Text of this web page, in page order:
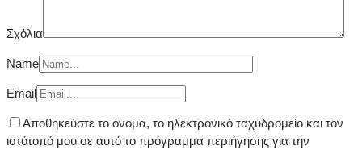
Σχόλια
Name
Email
Αποθηκεύστε το όνομα, το ηλεκτρονικό ταχυδρομείο και τον
ιστότοπό μου σε αυτό το πρόγραμμα περιήγησης για την